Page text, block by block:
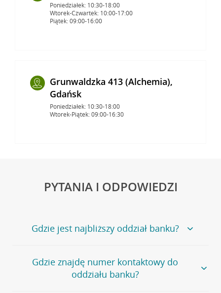
Poniedziałek: 10:30-18:00
Wtorek-Czwartek: 10:00-17:00
Piątek: 09:00-16:00
Grunwaldzka 413 (Alchemia),
Gdańsk
Poniedziałek: 10:30-18:00
Wtorek-Piątek: 09:00-16:30
PYTANIA I ODPOWIEDZI
Gdzie jest najbliższy oddział banku?
Jeśli szukasz oddziału naszego banku, zapraszamy na
stronęPlacówki i bankomaty, na której znajduje się
wygodna wyszukiwarka.
Gdzie znajdę numer kontaktowy do
oddziału banku?